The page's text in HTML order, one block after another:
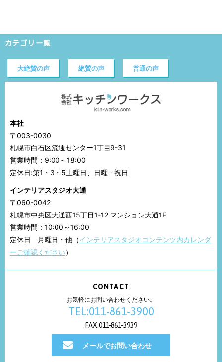
カテゴリ一覧
大絶賛の声 絶賛の声 普通の声
本社
〒003-0030
札幌市白石区流通センター1丁目9-31
営業時間：9:00～18:00
定休日:第1・3・5土曜日、日曜・祝日
インテリアスタジオ大通
〒060-0042
札幌市中央区大通西15丁目1-12 マンション大通1F
営業時間：10:00～16:00
定休日 月曜日・他（インテリアスタジオコンテンツ内カレンダ
ーご確認ください）
CONTACT
お気軽にお問い合わせください。
TEL:011-861-3900
FAX:011-861-3939
メールでお問い合わせ